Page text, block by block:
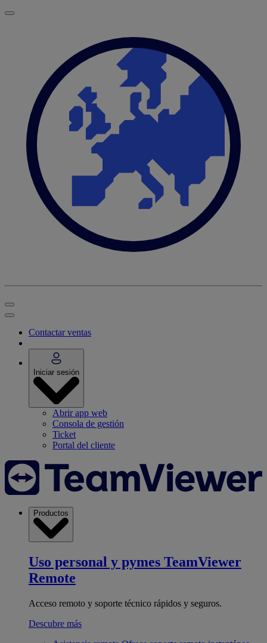
Contactar ventas
Iniciar sesión
Abrir app web
Consola de gestión
Ticket
Portal del cliente
Productos
Uso personal y pymes TeamViewer
Remote
Acceso remoto y soporte técnico rápidos y seguros.
Descubre más